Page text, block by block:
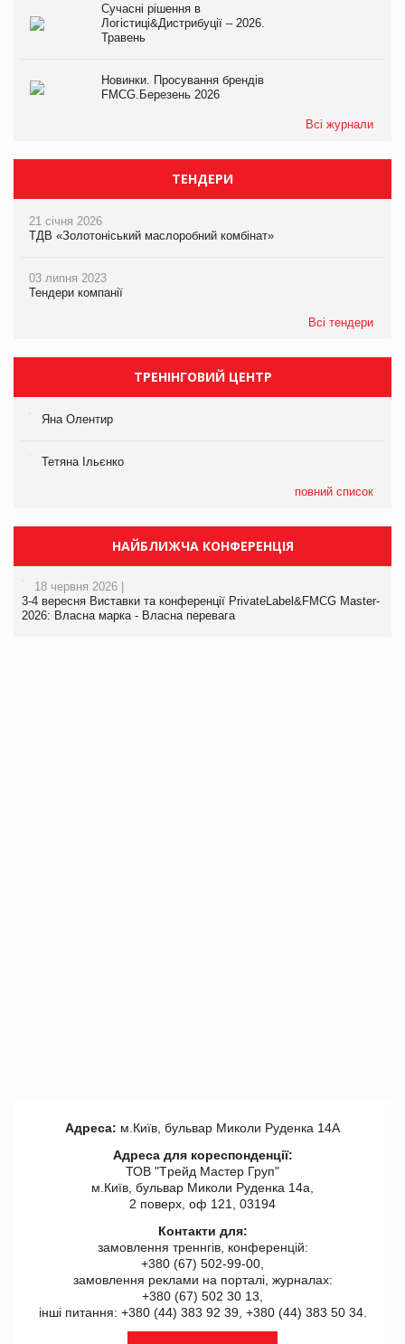
Сучасні рішення в
Логістиці&Дистрибуції – 2026.
Травень
Новинки. Просування брендів
FMCG.Березень 2026
Всі журнали
ТЕНДЕРИ
21 січня 2026
ТДВ «Золотоніський маслоробний комбінат»
03 липня 2023
Тендери компанії
Всі тендери
ТРЕНІНГОВИЙ ЦЕНТР
Яна Олентир
Тетяна Ільєнко
повний список
НАЙБЛИЖЧА КОНФЕРЕНЦІЯ
18 червня 2026 |
3-4 вересня Виставки та конференції PrivateLabel&FMCG Master-
2026: Власна марка - Власна перевага
Адреса: м.Київ, бульвар Миколи Руденка 14А
Адреса для кореспонденції:
ТОВ "Tрейд Мастер Груп"
м.Київ, бульвар Миколи Руденка 14а,
2 поверх, оф 121, 03194
Контакти для:
замовлення треннгів, конференцій:
+380 (67) 502-99-00,
замовлення реклами на порталі, журналах:
+380 (67) 502 30 13,
інші питання: +380 (44) 383 92 39, +380 (44) 383 50 34.